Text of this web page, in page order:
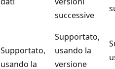
successive
Supportato,
usando la
Supportato,
usando la
versione